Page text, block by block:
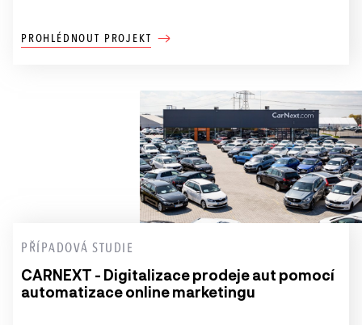
PROHLÉDNOUT PROJEKT
PŘÍPADOVÁ STUDIE
CARNEXT - Digitalizace prodeje aut pomocí
automatizace online marketingu